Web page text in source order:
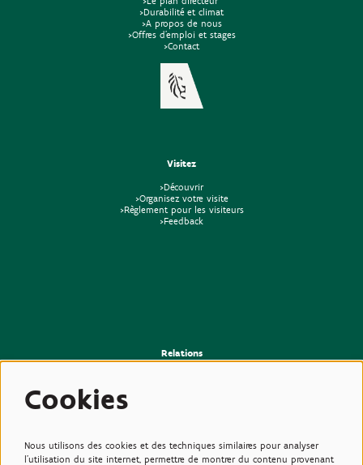
>Durabilité et climat
>A propos de nous
>Offres d'emploi et stages
>Contact
Visitez
>Découvrir
>Organisez votre visite
>Règlement pour les visiteurs
>Feedback
Relations
Cookies
Nous utilisons des cookies et des techniques similaires pour analyser
l'utilisation du site internet, permettre de montrer du contenu provenant